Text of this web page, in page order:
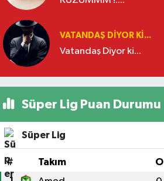
VATANDAŞ DIYOR KI...
Vatandaş Diyor ki...
Süper Lig Puan Durumu
Süper Lig
# Takım O